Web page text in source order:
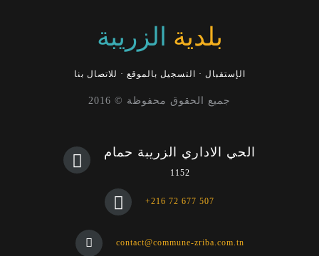
بلدية الزريبة
للاتصال بنا · التسجيل بالموقع · الإستقبال
جميع الحقوق محفوظة © 2016
الحي الاداري الزريبة حمام
1152
+216 72 677 507
contact@commune-zriba.com.tn